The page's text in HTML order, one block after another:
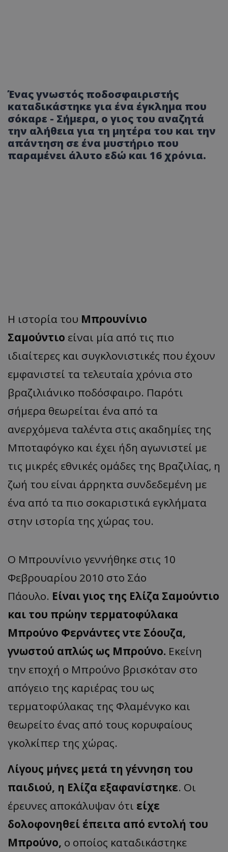
Ένας γνωστός ποδοσφαιριστής
καταδικάστηκε για ένα έγκλημα που
σόκαρε - Σήμερα, ο γιος του αναζητά
την αλήθεια για τη μητέρα του και την
απάντηση σε ένα μυστήριο που
παραμένει άλυτο εδώ και 16 χρόνια.
Η ιστορία του Μπρουνίνιο
Σαμούντιο είναι μία από τις πιο
ιδιαίτερες και συγκλονιστικές που έχουν
εμφανιστεί τα τελευταία χρόνια στο
βραζιλιάνικο ποδόσφαιρο. Παρότι
σήμερα θεωρείται ένα από τα
ανερχόμενα ταλέντα στις ακαδημίες της
Μποταφόγκο και έχει ήδη αγωνιστεί με
τις μικρές εθνικές ομάδες της Βραζιλίας, η
ζωή του είναι άρρηκτα συνδεδεμένη με
ένα από τα πιο σοκαριστικά εγκλήματα
στην ιστορία της χώρας του.
Ο Μπρουνίνιο γεννήθηκε στις 10
Φεβρουαρίου 2010 στο Σάο
Πάουλο. Είναι γιος της Ελίζα Σαμούντιο
και του πρώην τερματοφύλακα
Μπρούνο Φερνάντες ντε Σόουζα,
γνωστού απλώς ως Μπρούνο. Εκείνη
την εποχή ο Μπρούνο βρισκόταν στο
απόγειο της καριέρας του ως
τερματοφύλακας της Φλαμένγκο και
θεωρείτο ένας από τους κορυφαίους
γκολκίπερ της χώρας.
Λίγους μήνες μετά τη γέννηση του
παιδιού, η Ελίζα εξαφανίστηκε. Οι
έρευνες αποκάλυψαν ότι είχε
δολοφονηθεί έπειτα από εντολή του
Μπρούνο, ο οποίος καταδικάστηκε